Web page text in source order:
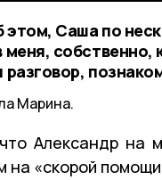
этом, Саша по
меня, собственно,
разговор,
Марина.
Александр на
на «скорой